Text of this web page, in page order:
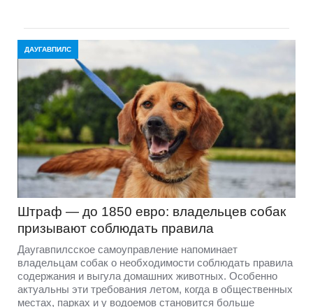
ДАУГАВПИЛС
Штраф — до 1850 евро: владельцев собак
призывают соблюдать правила
Даугавпилсское самоуправление напоминает
владельцам собак о необходимости соблюдать правила
содержания и выгула домашних животных. Особенно
актуальны эти требования летом, когда в общественных
местах, парках и у водоемов становится больше